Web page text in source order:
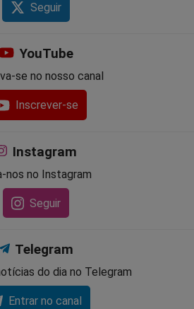
Seguir
YouTube
se no nosso canal
Inscrever-se
Instagram
nos no Instagram
Seguir
Telegram
do dia no Telegram
Entrar no canal